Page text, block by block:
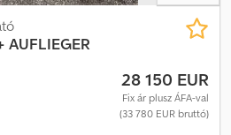
AUFLIEGER
28 150 EUR
Fix ár plusz ÁFA-val
(33 780 EUR bruttó)